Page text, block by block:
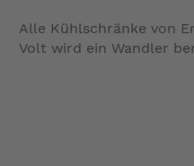
Alle Kühlschränke von
Volt wird ein Wandler